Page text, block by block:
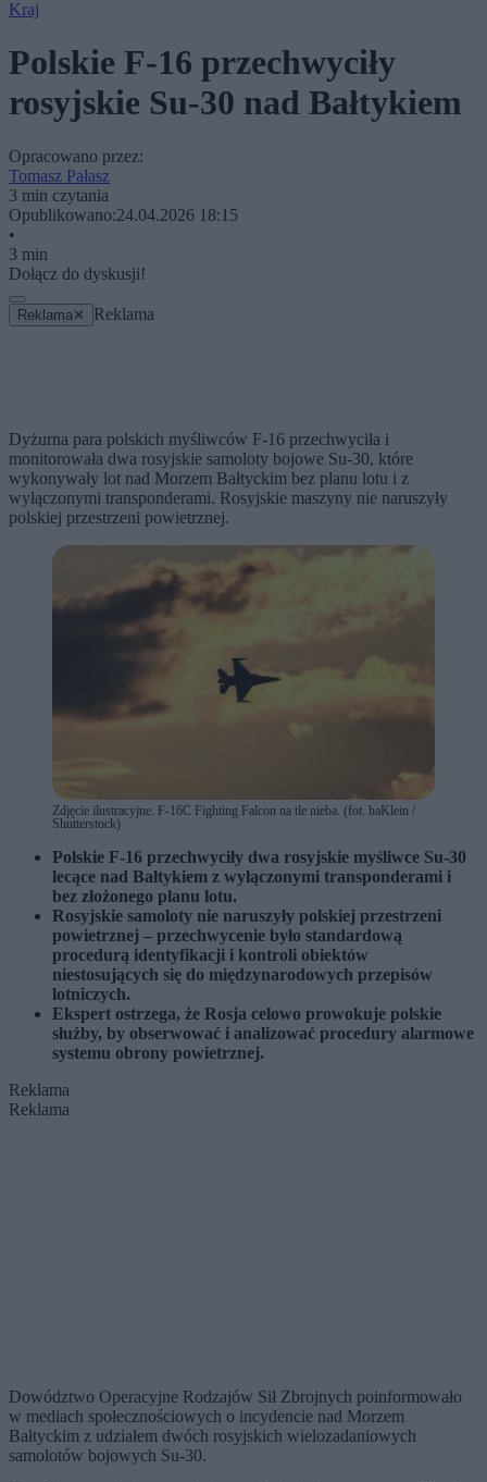
Kraj
Polskie F-16 przechwyciły
rosyjskie Su-30 nad Bałtykiem
Opracowano przez:
Tomasz Pałasz
3 min czytania
Opublikowano:24.04.2026 18:15
•
3 min
Dołącz do dyskusji!
Reklama ✕ Reklama
Dyżurna para polskich myśliwców F-16 przechwyciła i
monitorowała dwa rosyjskie samoloty bojowe Su-30, które
wykonywały lot nad Morzem Bałtyckim bez planu lotu i z
wyłączonymi transponderami. Rosyjskie maszyny nie naruszyły
polskiej przestrzeni powietrznej.
Zdjęcie ilustracyjne. F-16C Fighting Falcon na tle nieba. (fot. haKlein /
Shutterstock)
Polskie F-16 przechwyciły dwa rosyjskie myśliwce Su-30
lecące nad Bałtykiem z wyłączonymi transponderami i
bez złożonego planu lotu.
Rosyjskie samoloty nie naruszyły polskiej przestrzeni
powietrznej – przechwycenie było standardową
procedurą identyfikacji i kontroli obiektów
niestosujących się do międzynarodowych przepisów
lotniczych.
Ekspert ostrzega, że Rosja celowo prowokuje polskie
służby, by obserwować i analizować procedury alarmowe
systemu obrony powietrznej.
Reklama
Reklama
Dowództwo Operacyjne Rodzajów Sił Zbrojnych poinformowało
w mediach społecznościowych o incydencie nad Morzem
Bałtyckim z udziałem dwóch rosyjskich wielozadaniowych
samolotów bojowych Su-30.